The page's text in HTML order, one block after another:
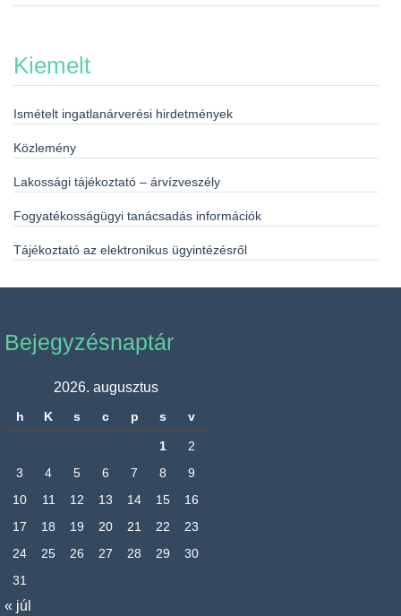
Kiemelt
Ismételt ingatlanárverési hirdetmények
Közlemény
Lakossági tájékoztató – árvízveszély
Fogyatékosságügyi tanácsadás információk
Tájékoztató az elektronikus ügyintézésről
Bejegyzésnaptár
2026. augusztus
h K s c p s v
1
2
3
4 5 6 7 8
9
10
11 12 13 14 15
16
17
18 19 20 21 22
23
24
25 26 27 28 29
30
31
« júl